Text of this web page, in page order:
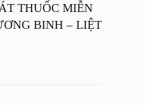
THUỐC MIỄN
BINH – LIỆT